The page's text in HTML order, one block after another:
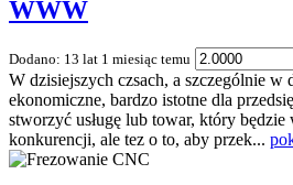
WWW
Dodano: 13 lat 1 miesiąc temu
W dzisiejszych czsach, a szczególnie w
ekonomiczne, bardzo istotne dla
stworzyć usługę lub towar, który będzie
konkurencji, ale tez o to, aby przek...